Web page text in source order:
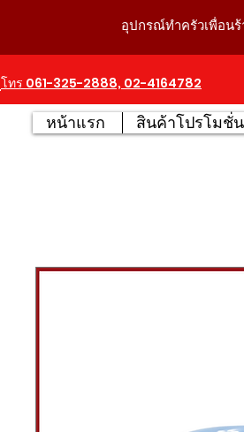
อุปกรณ์ทำครัวเพื่อนร้
โทร 061-325-2888, 02-4164782
หน้าแรก สินค้าโปรโมชั่น